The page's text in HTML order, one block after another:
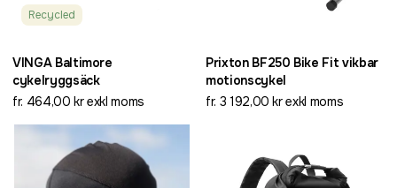
Recycled
VINGA Baltimore
cykelryggsäck
fr. 464,00 kr exkl moms
Prixton BF250 Bike Fit vikbar
motionscykel
fr. 3 192,00 kr exkl moms